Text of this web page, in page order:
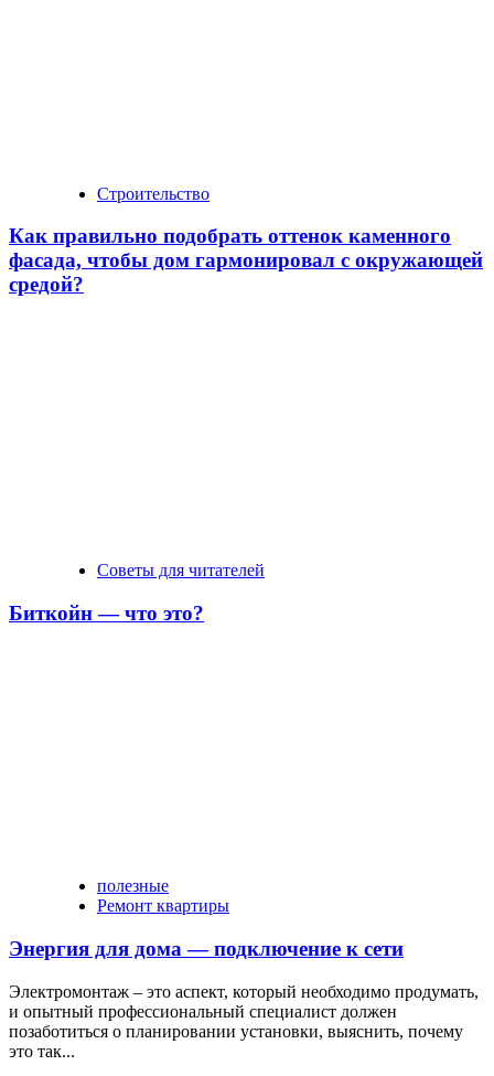
Строительство
Как правильно подобрать оттенок каменного
фасада, чтобы дом гармонировал с окружающей
средой?
Советы для читателей
Биткойн — что это?
полезные
Ремонт квартиры
Энергия для дома — подключение к сети
Электромонтаж – это аспект, который необходимо продумать,
и опытный профессиональный специалист должен
позаботиться о планировании установки, выяснить, почему
это так...